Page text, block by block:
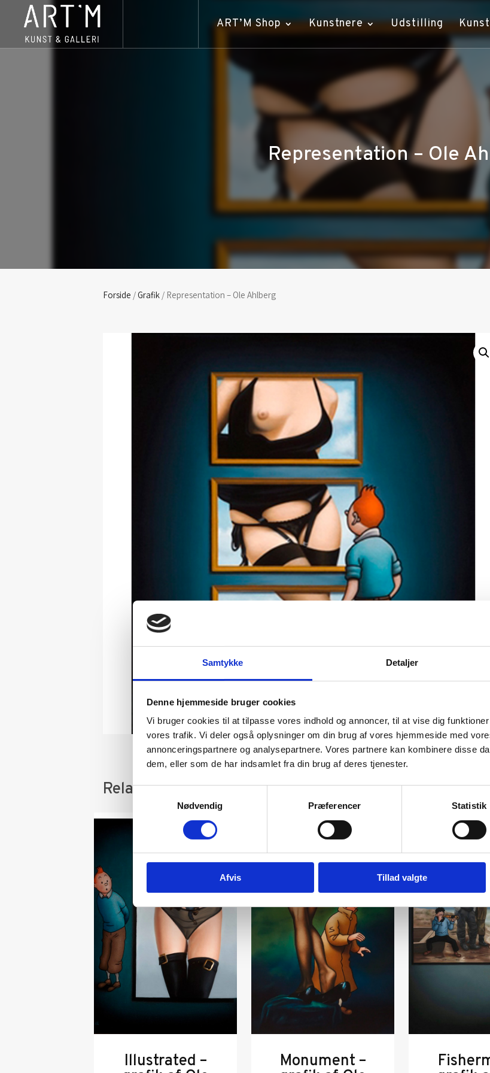
Samtykke Detaljer
Denne hjemmeside bruger cookies
Vi bruger cookies til at tilpasse vores indhold og annoncer, til at vise dig
vores trafik. Vi deler også oplysninger om din brug af vores hjemmeside med
annonceringspartnere og analysepartnere. Vores partnere kan kombinere disse
dem, eller som de har indsamlet fra din brug af deres tjenester.
Nødvendig
Præferencer Statistik
Afvis Tillad valgte
ART’M Shop Kunstnere Udstilling
Representation – Ole
Forside /Grafik / Representation – Ole Ahlberg
Relaterede varer
Illustrated – Monument –